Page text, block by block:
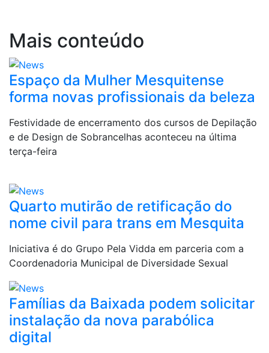
Mais conteúdo
Espaço da Mulher Mesquitense
forma novas profissionais da beleza
Festividade de encerramento dos cursos de Depilação
e de Design de Sobrancelhas aconteceu na última
terça-feira
Quarto mutirão de retificação do
nome civil para trans em Mesquita
Iniciativa é do Grupo Pela Vidda em parceria com a
Coordenadoria Municipal de Diversidade Sexual
Famílias da Baixada podem solicitar
instalação da nova parabólica
digital